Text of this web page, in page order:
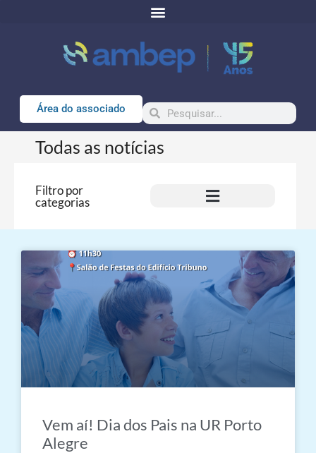
Área do associado
Todas as notícias
Filtro por
categorias
Vem aí! Dia dos Pais na UR Porto
Alegre